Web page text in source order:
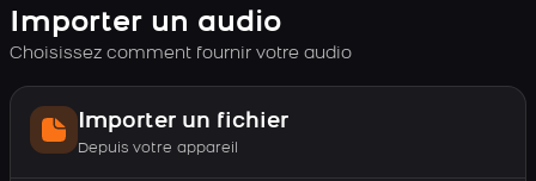
Importer un audio
Choisissez comment fournir votre audio
Importer un fichier
Depuis votre appareil